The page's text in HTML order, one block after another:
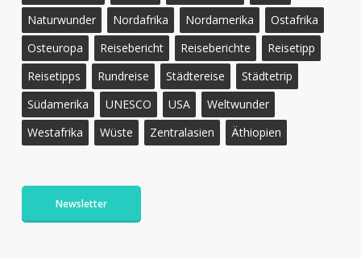
Naturwunder
Nordafrika Nordamerika
Ostafrika
Osteuropa
Reisebericht Reiseberichte
Reisetipp
Reisetipps
Rundreise Städtereise
Städtetrip
Südamerika
UNESCO USA
Weltwunder
Westafrika
Wüste Zentralasien Äthiopien
Newsletter